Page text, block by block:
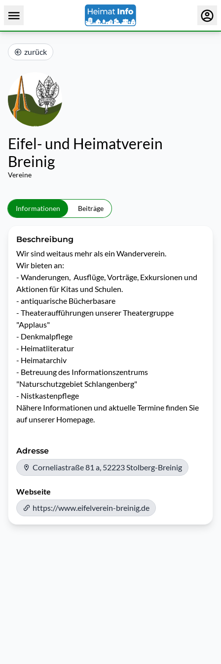
zurück
Eifel- und Heimatverein
Breinig
Vereine
Informationen Beiträge
Beschreibung
Wir sind weitaus mehr als ein Wanderverein.
Wir bieten an:
- Wanderungen,  Ausflüge, Vorträge, Exkursionen und
Aktionen für Kitas und Schulen.
- antiquarische Bücherbasare
- Theateraufführungen unserer Theatergruppe
"Applaus"
- Denkmalpflege
- Heimatliteratur
- Heimatarchiv
- Betreuung des Informationszentrums
"Naturschutzgebiet Schlangenberg"
- Nistkastenpflege
Nähere Informationen und aktuelle Termine finden Sie
auf unserer Homepage.
Adresse
Corneliastraße 81 a, 52223 Stolberg-Breinig
Webseite
https://www.eifelverein-breinig.de